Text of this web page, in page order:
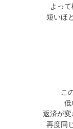
よっ
短いほ
こ
低
返済が変
再度同